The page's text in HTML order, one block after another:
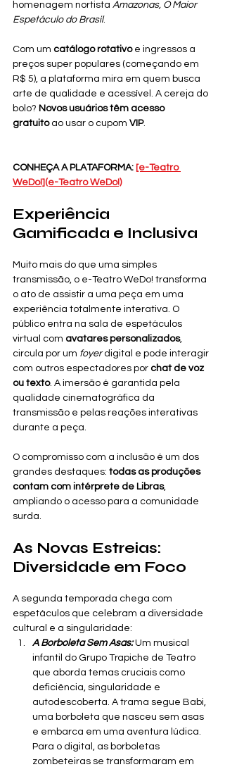
homenagem nortista Amazonas, O Maior
Espetáculo do Brasil.
Com um catálogo rotativo e ingressos a
preços super populares (começando em
R$ 5), a plataforma mira em quem busca
arte de qualidade e acessível. A cereja do
bolo? Novos usuários têm acesso
gratuito ao usar o cupom VIP.
CONHEÇA A PLATAFORMA: [e-Teatro
WeDo!](e-Teatro WeDo!)
Experiência
Gamificada e Inclusiva
Muito mais do que uma simples
transmissão, o e-Teatro WeDo! transforma
o ato de assistir a uma peça em uma
experiência totalmente interativa. O
público entra na sala de espetáculos
virtual com avatares personalizados,
circula por um foyer digital e pode interagir
com outros espectadores por chat de voz
ou texto. A imersão é garantida pela
qualidade cinematográfica da
transmissão e pelas reações interativas
durante a peça.
O compromisso com a inclusão é um dos
grandes destaques: todas as produções
contam com intérprete de Libras,
ampliando o acesso para a comunidade
surda.
As Novas Estreias:
Diversidade em Foco
A segunda temporada chega com
espetáculos que celebram a diversidade
cultural e a singularidade:
A Borboleta Sem Asas: Um musical
infantil do Grupo Trapiche de Teatro
que aborda temas cruciais como
deficiência, singularidade e
autodescoberta. A trama segue Babi,
uma borboleta que nasceu sem asas
e embarca em uma aventura lúdica.
Para o digital, as borboletas
zombeteiras se transformaram em